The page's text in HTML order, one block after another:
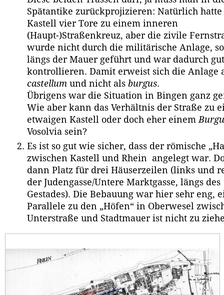
Spätantike zurückprojizieren: Natürlich hatte
Kastell vier Tore zu einem inneren
(Haupt-)Straßenkreuz, aber die zivile
wurde nicht durch die militärische Anlage,
längs der Mauer geführt und war dadurch
kontrollieren. Damit erweist sich die Anlage
castellum und nicht alsburgus.
Übrigens war die Situation in Bingen ganz
Wie aber kann das Verhältnis der Straße zu
etwaigen Kastell oder doch eher einem
Vosolvia sein?
Es ist so gut wie sicher, dass der römische
zwischen Kastell und Rhein angelegt war.
dann Platz für drei Häuserzeilen (links und
der Judengasse/Untere Marktgasse, längs des
Gestades). Die Bebauung war hier sehr eng,
Parallele zu den „Höfen“ in Oberwesel
Unterstraße und Stadtmauer ist nicht zu